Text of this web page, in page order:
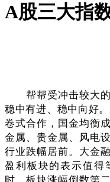
A股三大指
帮帮受冲击较大的
稳中有进、稳中向好
卷式合作，国金均衡
金属、贵金属、风电
行业跌幅居前。大金
盈利板块的表示值得